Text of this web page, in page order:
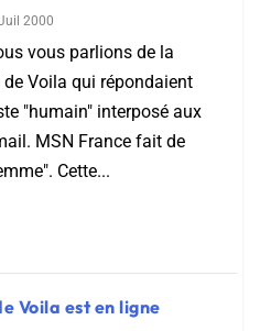
2000
vous parlions de la
Voila qui répondaient
"humain" interposé aux
MSN France fait de
Cette...
Voila est en ligne